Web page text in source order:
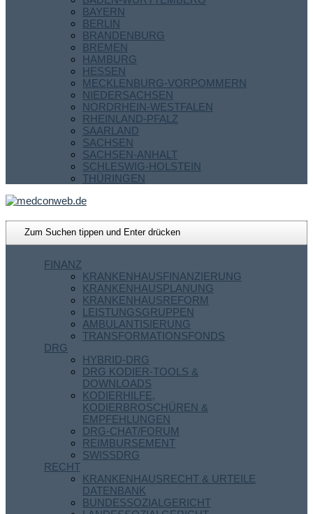
BAYERN
BERLIN
BRANDENBURG
BREMEN
HAMBURG
HESSEN
MECKLENBURG-VORPOMMERN
NIEDERSACHSEN
NORDRHEIN-WESTFALEN
RHEINLAND-PFALZ
SAARLAND
SACHSEN
SACHSEN-ANHALT
SCHLESWIG-HOLSTEIN
THÜRINGEN
FINANZ
KRANKENHAUSFINANZIERUNG
KRANKENHAUSPLANUNG
KRANKENHAUSREFORM
LEISTUNGSGRUPPEN
AMBULANTISIERUNG
TRANSFORMATIONSFONDS
DRG
HYBRID-DRG
DRG KODIER-TOOLS &
DOWNLOADS
KODIERHILFE,
KODIERBROSCHÜREN &
EMPFEHLUNGEN
DRG-CHAT/FORUM
REIMBURSEMENT
SWISSDRG
RECHT
KRANKENHAUSRECHT & URTEILE
DATENBANK
BUNDESSOZIALGERICHT